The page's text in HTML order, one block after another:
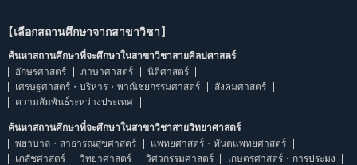
【เลือกสถานศึกษาจากสาขาวิชา】
ค้นหาสถานศึกษาที่จะศึกษาในสาขาวิชาสายศิลปศาสตร์
อักษรศาสตร์
ภาษาศาสตร์
นิติศาสตร์
เศรษฐศาสตร์・บริหาร・พาณิชยกรรมศาสตร์
สังคมศาสตร์
ความสัมพันธ์ระหว่างประเทศ
ค้นหาสถานศึกษาที่จะศึกษาในสาขาวิชาสายวิทยาศาสตร์
พยาบาล・สาธารณสุขศาสตร์
แพทยศาสตร์・ทันตแพทยศาสตร์
เภสัชศาสตร์
วิทยาศาสตร์ วิศวกรรมศาสตร์ เกษตรศาสตร์・การประมง